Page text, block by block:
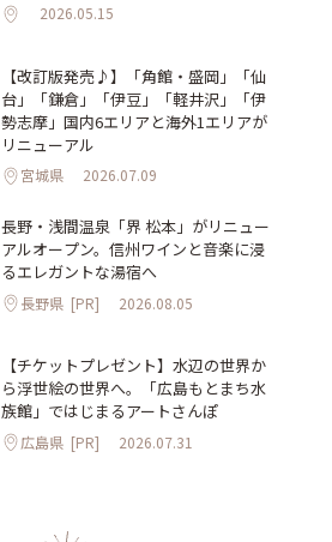
2026.05.15
【改訂版発売♪】「角館・盛岡」「仙
台」「鎌倉」「伊豆」「軽井沢」「伊
勢志摩」国内6エリアと海外1エリアが
リニューアル
宮城県 2026.07.09
長野・浅間温泉「界 松本」がリニュー
アルオープン。信州ワインと音楽に浸
るエレガントな湯宿へ
長野県 [PR] 2026.08.05
【チケットプレゼント】水辺の世界か
ら浮世絵の世界へ。「広島もとまち水
族館」ではじまるアートさんぽ
広島県 [PR] 2026.07.31